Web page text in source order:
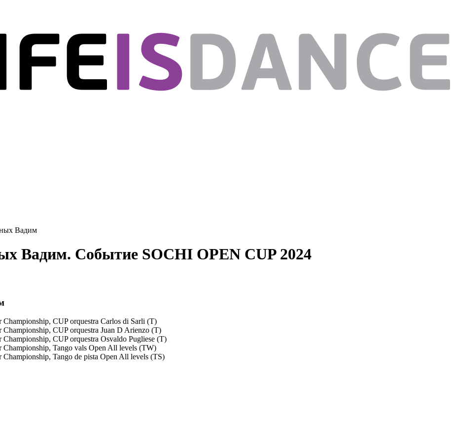
Вадим
Вадим. Событие SOCHI OPEN CUP 2024
CUP orquestra Carlos di Sarli (T)
CUP orquestra Juan D Arienzo (T)
CUP orquestra Osvaldo Pugliese (T)
Championship, Tango vals Open All levels (TW)
Tango de pista Open All levels (TS)